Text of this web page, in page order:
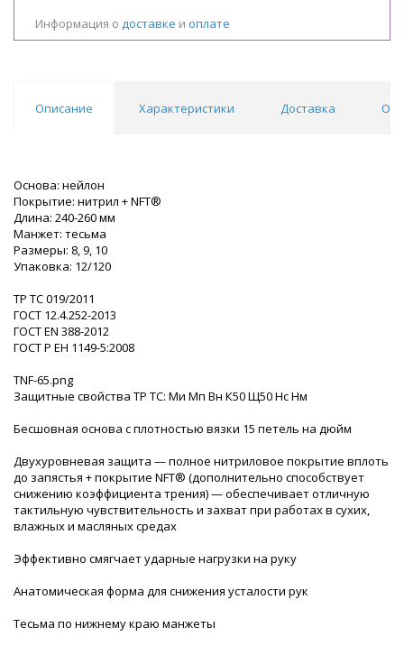
Информация о доставке и оплате
Описание Характеристики Доставка
Основа: нейлон
Покрытие: нитрил + NFT®
Длина: 240-260 мм
Манжет: тесьма
Размеры: 8, 9, 10
Упаковка: 12/120
ТР ТС 019/2011
ГОСТ 12.4.252-2013
ГОСТ EN 388-2012
ГОСТ Р ЕН 1149-5:2008
TNF-65.png
Защитные свойства ТР ТС: Ми Мп Вн К50 Щ50 Нс Нм
Бесшовная основа с плотностью вязки 15 петель на дюйм
Двухуровневая защита — полное нитриловое покрытие вплоть
до запястья + покрытие NFT® (дополнительно способствует
снижению коэффициента трения) — обеспечивает отличную
тактильную чувствительность и захват при работах в сухих,
влажных и масляных средах
Эффективно смягчает ударные нагрузки на руку
Анатомическая форма для снижения усталости рук
Тесьма по нижнему краю манжеты